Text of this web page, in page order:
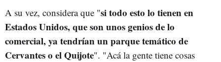
A su vez, considera que "si todo esto lo tienen en
Estados Unidos, que son unos genios de lo
comercial, ya tendrían un parque temático de
Cervantes o el Quijote". "Acá la gente tiene cosas